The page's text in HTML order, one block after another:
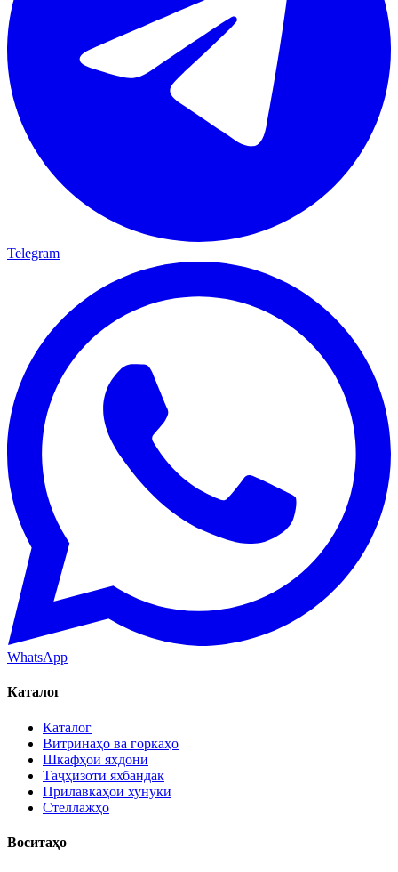
Telegram
WhatsApp
Каталог
Каталог
Витринаҳо ва горкаҳо
Шкафҳои яхдонӣ
Таҷҳизоти яхбандак
Прилавкаҳои хунукӣ
Стеллажҳо
Воситаҳо